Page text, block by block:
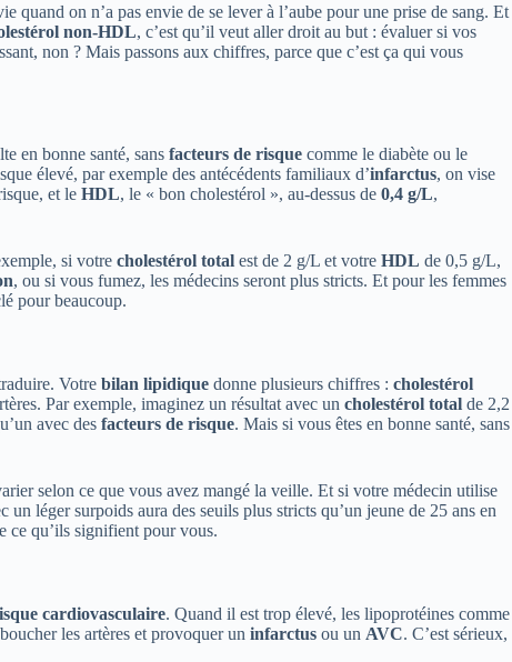
quand on n’a pas envie de se lever à l’aube pour une prise de sang. Et
non-HDL, c’est qu’il veut aller droit au but : évaluer si vos
non ? Mais passons aux chiffres, parce que c’est ça qui vous
en bonne santé, sans facteurs de risque comme le diabète ou le
élevé, par exemple des antécédents familiaux d’infarctus, on vise
et le HDL, le « bon cholestérol », au-dessus de 0,4 g/L,
si votre cholestérol total est de 2 g/L et votre HDL de 0,5 g/L,
, ou si vous fumez, les médecins seront plus stricts. Et pour les femmes
pour beaucoup.
Votre bilan lipidique donne plusieurs chiffres : cholestérol
Par exemple, imaginez un résultat avec un cholestérol total de 2,2
avec des facteurs de risque. Mais si vous êtes en bonne santé, sans
selon ce que vous avez mangé la veille. Et si votre médecin utilise
léger surpoids aura des seuils plus stricts qu’un jeune de 25 ans en
ce qu’ils signifient pour vous.
cardiovasculaire. Quand il est trop élevé, les lipoprotéines comme
les artères et provoquer un infarctus ou un AVC. C’est sérieux,